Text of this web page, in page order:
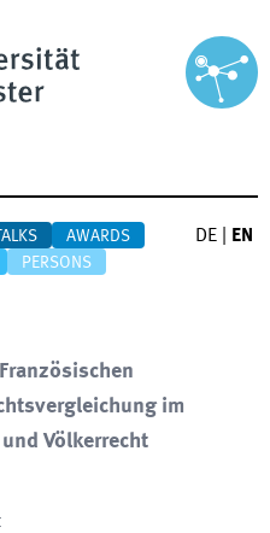
TALKS
AWARDS
PERSONS
DE EN
im
Völkerrecht